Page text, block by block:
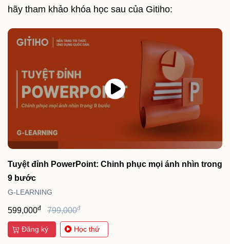
hãy tham khảo khóa học sau của Gitiho:
Tuyệt đỉnh PowerPoint: Chinh phục mọi ánh nhìn trong
9 bước
G-LEARNING
599,000đ 799,000đ
Đăng ký Học thử